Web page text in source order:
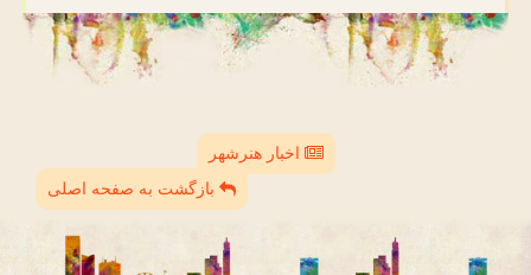
اخبار هنرشهر
بازگشت به صفحه اصلی